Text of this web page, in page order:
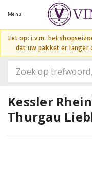
Menu
Let op: i.v.m. het
dat uw pakket er langer
Kessler
Thurgau